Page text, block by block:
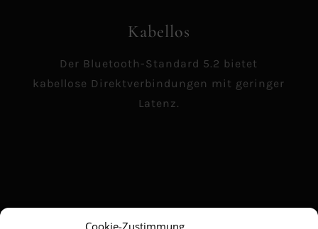
Cookie-Zustimmung
Kabellos
Der Bluetooth-Standard 5.2 bietet
kabellose Direktverbindungen mit geringer
Latenz.